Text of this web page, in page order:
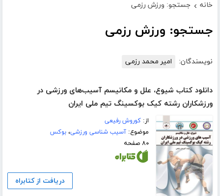
خانه › جستجو: ورزش رزمی
جستجو: ورزش رزمی
نویسندگان: امیر محمد رزمی
دانلود کتاب شیوع، علل و مکانیسم آسیب‌های ورزشی در
ورزشکاران رشته کیک بوکسینگ تیم ملی ایران
از:کوروش رفیعی
موضوع:آسیب شناسی ورزشی،بوکس
۸۰ صفحه
دریافت از کتابراه